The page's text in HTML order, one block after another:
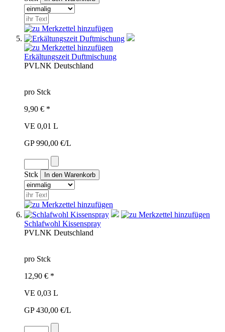
Erkältungszeit Duftmischung
PVLNK Deutschland
pro Stck
9,90 € *
VE 0,01 L
GP 990,00 €/L
Stck
Schlafwohl Kissenspray
PVLNK Deutschland
pro Stck
12,90 € *
VE 0,03 L
GP 430,00 €/L